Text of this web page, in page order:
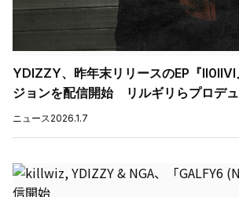
YDIZZY、昨年末リリースのEP『
ジョンを配信開始 リルギリらプロデ
ニュース2026.1.7